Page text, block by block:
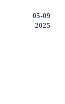
05-09
2025